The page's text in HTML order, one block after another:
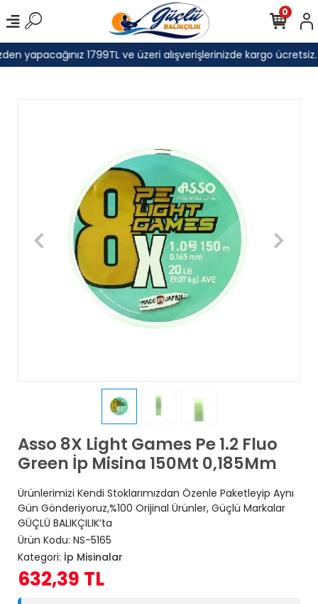
yapacağınız 1799TL ve üzeri alışverişlerinizde kargo ücretsiz.
0
Asso 8X Light Games Pe 1.2 Fluo
Green İp Misina 150Mt 0,185Mm
Ürünlerimizi Kendi Stoklarımızdan Özenle Paketleyip Aynı
Gün Gönderiyoruz,%100 Orijinal Ürünler, Güçlü Markalar
GÜÇLÜ BALIKÇILIK’ta
Ürün Kodu: NS-5165
Kategori: İp Misinalar
632,39 TL